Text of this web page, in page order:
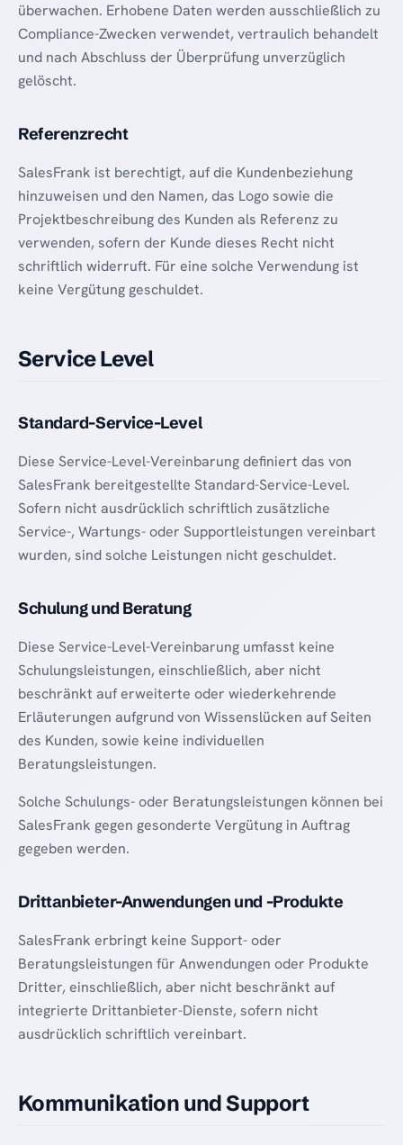
überwachen. Erhobene Daten werden ausschließlich zu
Compliance-Zwecken verwendet, vertraulich behandelt
und nach Abschluss der Überprüfung unverzüglich
gelöscht.
Referenzrecht
SalesFrank ist berechtigt, auf die Kundenbeziehung
hinzuweisen und den Namen, das Logo sowie die
Projektbeschreibung des Kunden als Referenz zu
verwenden, sofern der Kunde dieses Recht nicht
schriftlich widerruft. Für eine solche Verwendung ist
keine Vergütung geschuldet.
Service Level
Standard-Service-Level
Diese Service-Level-Vereinbarung definiert das von
SalesFrank bereitgestellte Standard-Service-Level.
Sofern nicht ausdrücklich schriftlich zusätzliche
Service-, Wartungs- oder Supportleistungen vereinbart
wurden, sind solche Leistungen nicht geschuldet.
Schulung und Beratung
Diese Service-Level-Vereinbarung umfasst keine
Schulungsleistungen, einschließlich, aber nicht
beschränkt auf erweiterte oder wiederkehrende
Erläuterungen aufgrund von Wissenslücken auf Seiten
des Kunden, sowie keine individuellen
Beratungsleistungen.
Solche Schulungs- oder Beratungsleistungen können bei
SalesFrank gegen gesonderte Vergütung in Auftrag
gegeben werden.
Drittanbieter-Anwendungen und -Produkte
SalesFrank erbringt keine Support- oder
Beratungsleistungen für Anwendungen oder Produkte
Dritter, einschließlich, aber nicht beschränkt auf
integrierte Drittanbieter-Dienste, sofern nicht
ausdrücklich schriftlich vereinbart.
Kommunikation und Support